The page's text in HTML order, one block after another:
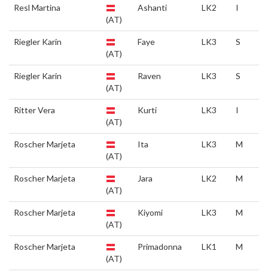
Resl Martina
(AT)
Ashanti LK2 I
Riegler Karin
(AT)
Faye LK3 S
Riegler Karin
(AT)
Raven LK3 S
Ritter Vera
(AT)
Kurti LK3 I
Roscher Marjeta
(AT)
Ita LK3 M
Roscher Marjeta
(AT)
Jara LK2 M
Roscher Marjeta
(AT)
Kiyomi LK3 M
Roscher Marjeta
(AT)
Primadonna LK1 M